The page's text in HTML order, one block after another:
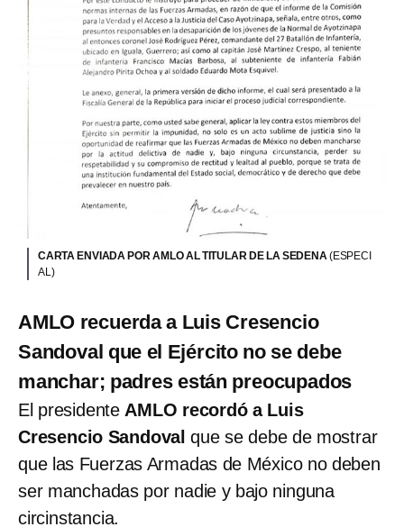
CARTA ENVIADA POR AMLO AL TITULAR DE LA SEDENA(ESPECI
AL)
AMLO recuerda a Luis Cresencio
Sandoval que el Ejército no se debe
manchar; padres están preocupados
El presidente AMLO recordó a Luis
Cresencio Sandovalque se debe de mostrar
que las Fuerzas Armadas de México no deben
ser manchadas por nadie y bajo ninguna
circinstancia.